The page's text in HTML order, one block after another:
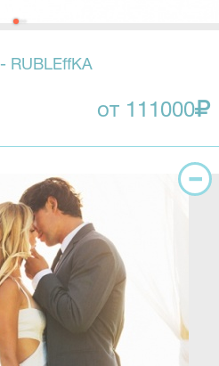
RUBLEffKA
от 111000